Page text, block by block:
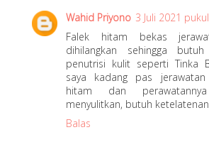
Wahid Priyono 3 Juli 2021
Falek hitam bekas
dihilangkan sehingga
penutrisi kulit seperti Tinka
saya kadang pas
hitam dan
menyulitkan, butuh
Balas